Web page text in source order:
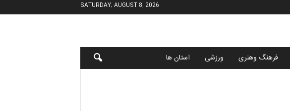
SATURDAY, AUGUST 8, 2026
فرهنگ وهنری ورزشی استان ها